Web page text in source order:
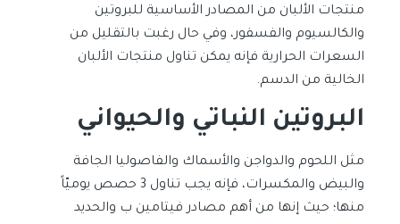
منتجات الألبان من المصادر الأساسية للبروتين
والكالسيوم والفسفور، وفي حال رغبت بالتقليل من
السعرات الحرارية فإنه يمكن تناول منتجات الألبان
الخالية من الدسم.
البروتين النباتي والحيواني
مثل اللحوم والدواجن والأسماك والفاصوليا الجافة
والبيض والمكسرات، فإنه يجب تناول 3 حصص يوميّاً
منها؛ حيث إنها من أهم مصادر فيتامين ب والحديد